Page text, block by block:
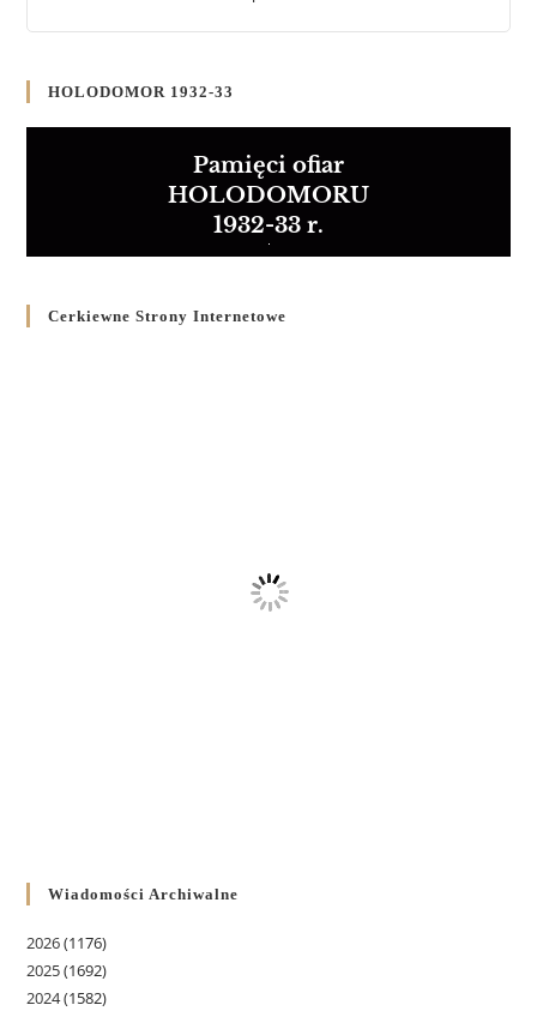
HOLODOMOR 1932-33
Pamięci ofiar
HOLODOMORU
1932-33 r.
Cerkiewne Strony Internetowe
Wiadomości Archiwalne
2026(1176)
2025(1692)
2024(1582)